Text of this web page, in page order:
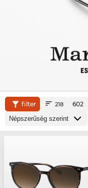
filter 218 602